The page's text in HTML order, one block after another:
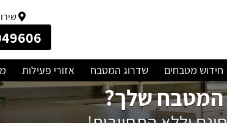
חידוש מטבחים שדרוג המטבח אזורי פעילות
המטבח שלך?